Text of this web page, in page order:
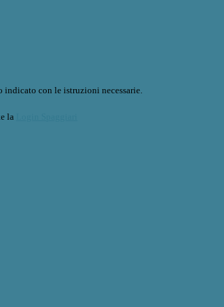
con le istruzioni necessarie.
la